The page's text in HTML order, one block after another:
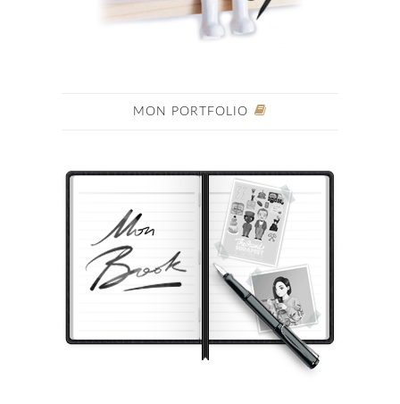
MON PORTFOLIO